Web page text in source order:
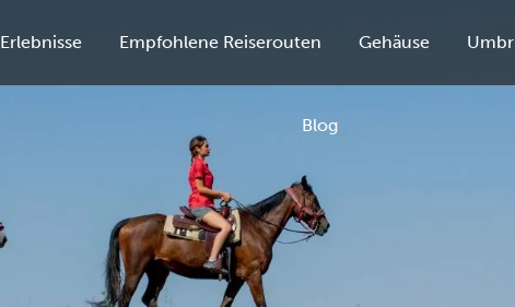
Erlebnisse Empfohlene Reiserouten Gehäuse
Blog